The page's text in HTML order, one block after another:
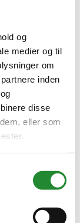
og
medier og til
om
inden
disse
eller som